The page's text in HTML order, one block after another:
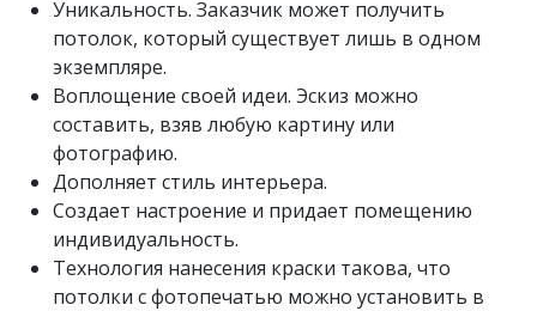
Уникальность. Заказчик может получить
потолок, который существует лишь в одном
экземпляре.
Воплощение своей идеи. Эскиз можно
составить, взяв любую картину или
фотографию.
Дополняет стиль интерьера.
Создает настроение и придает помещению
индивидуальность.
Технология нанесения краски такова, что
потолки с фотопечатью можно установить в